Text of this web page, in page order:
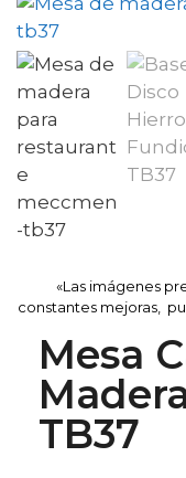
«Las imágenes
constantes mejoras,
Mesa
TB37